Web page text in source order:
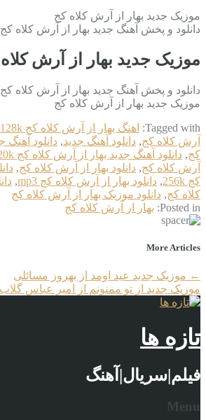
موزیک جدید بهار از آرش کلاه کج
دانلود و پخش آهنگ جدید بهار از آرش کلاه کج
موزیک جدید بهار از آرش
دانلود و پخش آهنگ جدید بهار از آرش کلاه کج
موزیک جدید بهار از آرش کلاه کج
Tagged with: اهنگ بهار از آرش کلاه کج 128k
آرش کلاه کج, دانلود آهنگ جدید, دانلود آهنگ
کج, دانلود آهنگ جدید بهار از آرش کلاه کج 320k
آرش کلاه کج, دانلود بهار از آرش کلاه کج,
کج 256k
, دانلود بهار از آرش کلاه کج mp3 ,
کلاه کج, دانلود موزیک بهار از آرش کلاه کج
Posted in: بهار از آرش کلاه کج
More Articles
← موزیک جدید عید اومد از بهروز مسائلی
موزیک جدید از تو ممنونم از امیر عباس گلاب
تازه ها
فیلم|سریال|آهنگ
Menu